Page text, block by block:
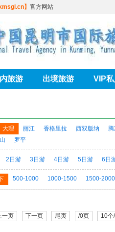
】 官方网站
旅游 出境旅游 VIP
大理 丽江 香格里拉 西双版纳
罗平
2日游 3日游 4日游 5日游 6日
500-1000 1000-1500 1500-2000
一页 下一页 尾页 /0页 10个